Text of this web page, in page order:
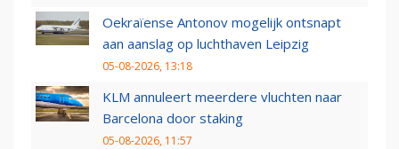
Oekraïense Antonov mogelijk ontsnapt
aan aanslag op luchthaven Leipzig
05-08-2026, 13:18
KLM annuleert meerdere vluchten naar
Barcelona door staking
05-08-2026, 11:57